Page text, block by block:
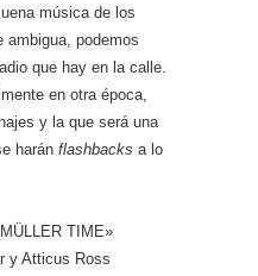
música de los
ambigua, podemos
que hay en la calle.
en otra época,
y la que será una
harán flashbacks a lo
TIME»
y Atticus Ross